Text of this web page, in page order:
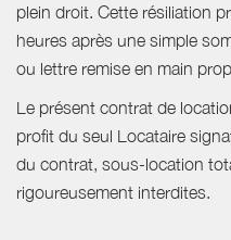
plein droit. Cette résiliation
heures après une simple
ou lettre remise en main
Le présent contrat de
profit du seul Locataire
du contrat, sous-location
rigoureusement interdites.